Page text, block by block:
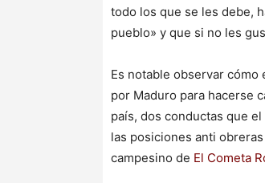
todo los que se les debe,
pueblo» y que si no les
Es notable observar cómo
por Maduro para hacerse
país, dos conductas que
las posiciones anti
campesino de El Cometa